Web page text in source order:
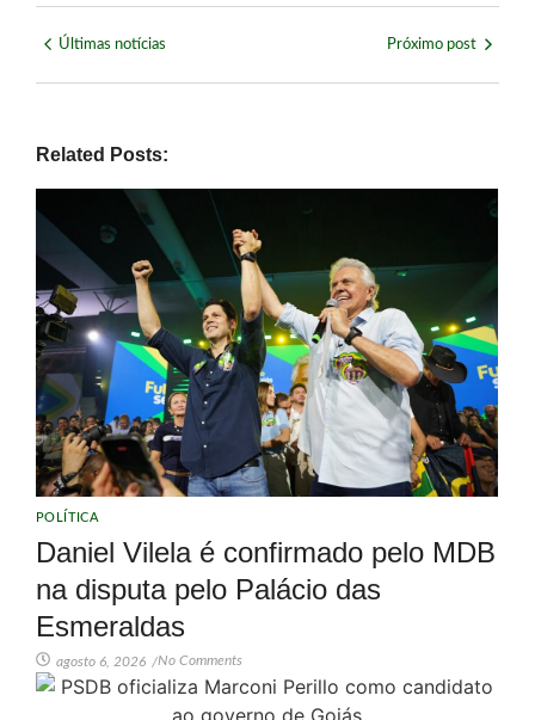
Últimas notícias Próximo post
Related Posts:
POLÍTICA
Daniel Vilela é confirmado pelo MDB
na disputa pelo Palácio das
Esmeraldas
agosto 6, 2026 /No Comments